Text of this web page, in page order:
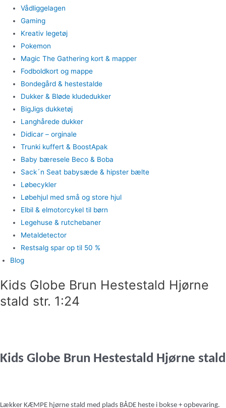
Vådliggelagen
Gaming
Kreativ legetøj
Pokemon
Magic The Gathering kort & mapper
Fodboldkort og mappe
Bondegård & hestestalde
Dukker & Bløde kludedukker
BigJigs dukketøj
Langhårede dukker
Didicar – orginale
Trunki kuffert & BoostApak
Baby bæresele Beco & Boba
Sack´n Seat babysæde & hipster bælte
Løbecykler
Løbehjul med små og store hjul
Elbil & elmotorcykel til børn
Legehuse & rutchebaner
Metaldetector
Restsalg spar op til 50 %
Blog
Kids Globe Brun Hestestald Hjørne
stald str. 1:24
Kids Globe Brun Hestestald Hjørne stald
Lækker KÆMPE hjørne stald med plads BÅDE heste i bokse + opbevaring.